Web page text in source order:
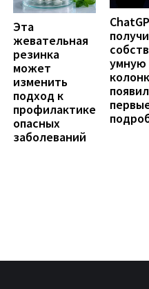
Эта
жевательная
резинка
может
изменить
подход к
профилактике
опасных
заболеваний
умную